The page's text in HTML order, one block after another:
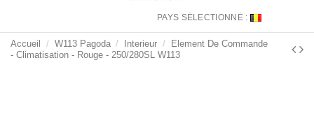
PAYS SÉLECTIONNÉ :
Accueil W113 Pagoda Interieur
Element De Commande
- Climatisation - Rouge - 250/280SL W113